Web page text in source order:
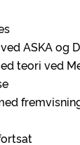
ASKA og
teori ved